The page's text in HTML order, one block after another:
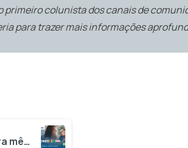
primeiro colunista dos canais de
para trazer mais informações
PASA celebra mês do Transtorno do Espectro Autista com live; assista